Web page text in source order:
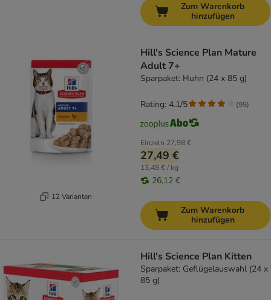
Zum Warenkorb
hinzufügen
12 Varianten
Hill's Science Plan Mature
Adult 7+
Sparpaket: Huhn (24 x 85 g)
Einzeln 27,98 €
27,49 €
13,48 € / kg
26,12 €
Rating: 4.1/5 (95)
Zum Warenkorb
hinzufügen
Hill's Science Plan Kitten
Sparpaket: Geflügelauswahl (24 x
85 g)